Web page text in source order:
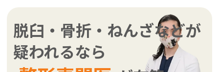
脱臼・骨折・ねんざなどが
疑われるなら